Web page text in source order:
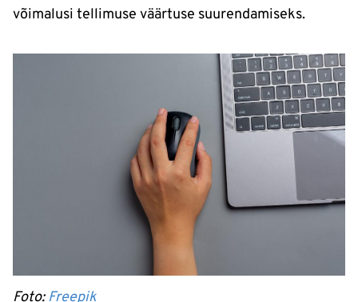
võimalusi tellimuse väärtuse suurendamiseks.
Foto:Freepik